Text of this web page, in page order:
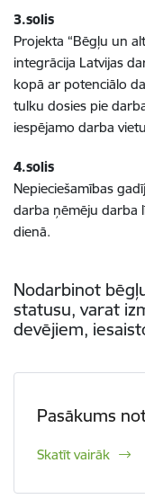
3.solis
Projekta “Bēgļu un
integrācija Latvijas
kopā ar potenciālo
tulku dosies pie
iespējamo darba
4.solis
Nepieciešamības
darba ņēmēju darba
dienā.
Nodarbinot
statusu, varat
devējiem,
Pasākums
Skatīt vairāk